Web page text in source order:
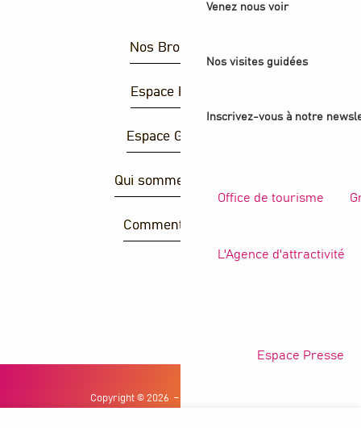
Venez nous voir
Nos visites guidées
Inscrivez-vous à notre
Office de tourisme
L'Agence d'attractivité
Espace Presse
Nos Brochures
Espace Presse
Espace Groupes
Qui sommes-nous ?
Comment venir ?
Copyright © 2026